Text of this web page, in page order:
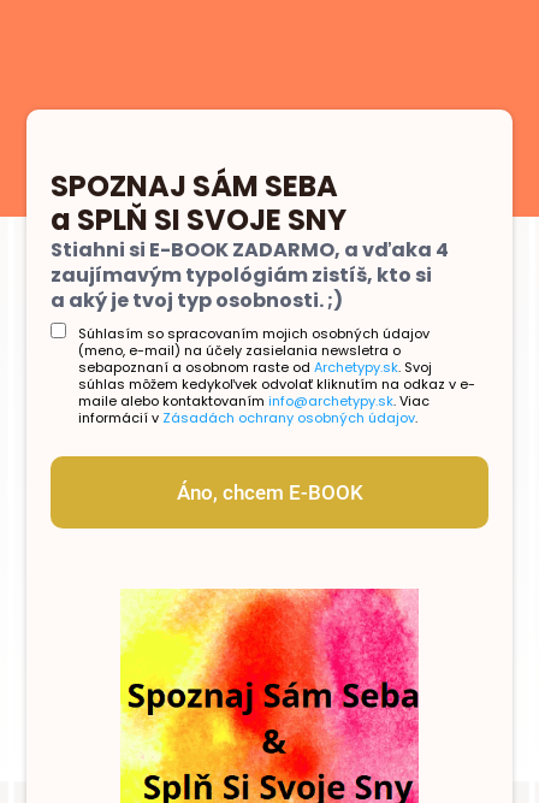
SPOZNAJ SÁM SEBA
a SPLŇ SI SVOJE SNY
Stiahni si E-BOOK ZADARMO, a vďaka 4
zaujímavým typológiám zistíš, kto si
a aký je tvoj typ osobnosti. ;)
Súhlasím so spracovaním mojich osobných údajov
(meno, e-mail) na účely zasielania newsletra o
sebapoznaní a osobnom raste od Archetypy.sk. Svoj
súhlas môžem kedykoľvek odvolať kliknutím na odkaz v e-
maile alebo kontaktovaním info@archetypy.sk. Viac
informácií v Zásadách ochrany osobných údajov.
Áno, chcem E-BOOK